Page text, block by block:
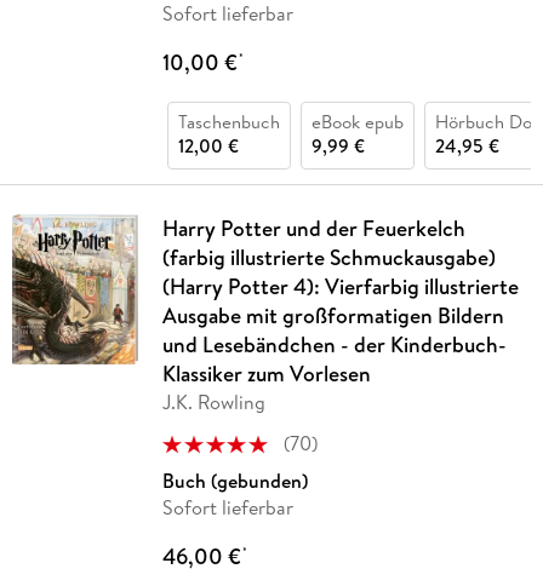
Sofort lieferbar
10,00 €*
Taschenbuch
12,00 €
eBook epub
9,99 €
Hörbuch
24,95 €
Harry Potter und der Feuerkelch
(farbig illustrierte Schmuckausgabe)
(Harry Potter 4): Vierfarbig illustrierte
Ausgabe mit großformatigen Bildern
und Lesebändchen - der Kinderbuch-
Klassiker zum Vorlesen
J.K. Rowling
(70)
Buch (gebunden)
Sofort lieferbar
46,00 €*